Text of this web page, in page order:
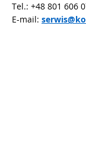
Tel.: +48 801 606
E-mail: